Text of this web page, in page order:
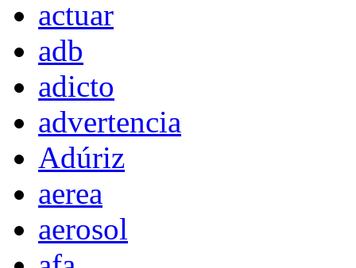
actuar
adb
adicto
advertencia
Adúriz
aerea
aerosol